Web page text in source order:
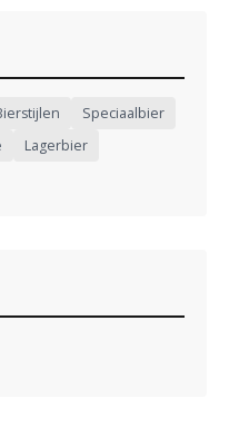
Speciaalbier
Lagerbier